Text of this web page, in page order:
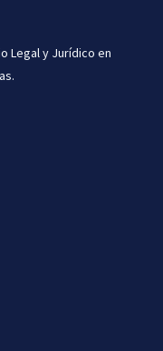
Legal y Jurídico en